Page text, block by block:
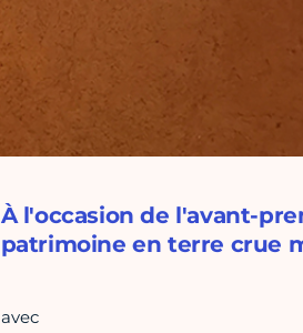
À l'occasion de l'avant-
patrimoine en terre crue
avec